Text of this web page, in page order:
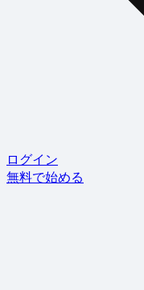
ログイン
無料で始める